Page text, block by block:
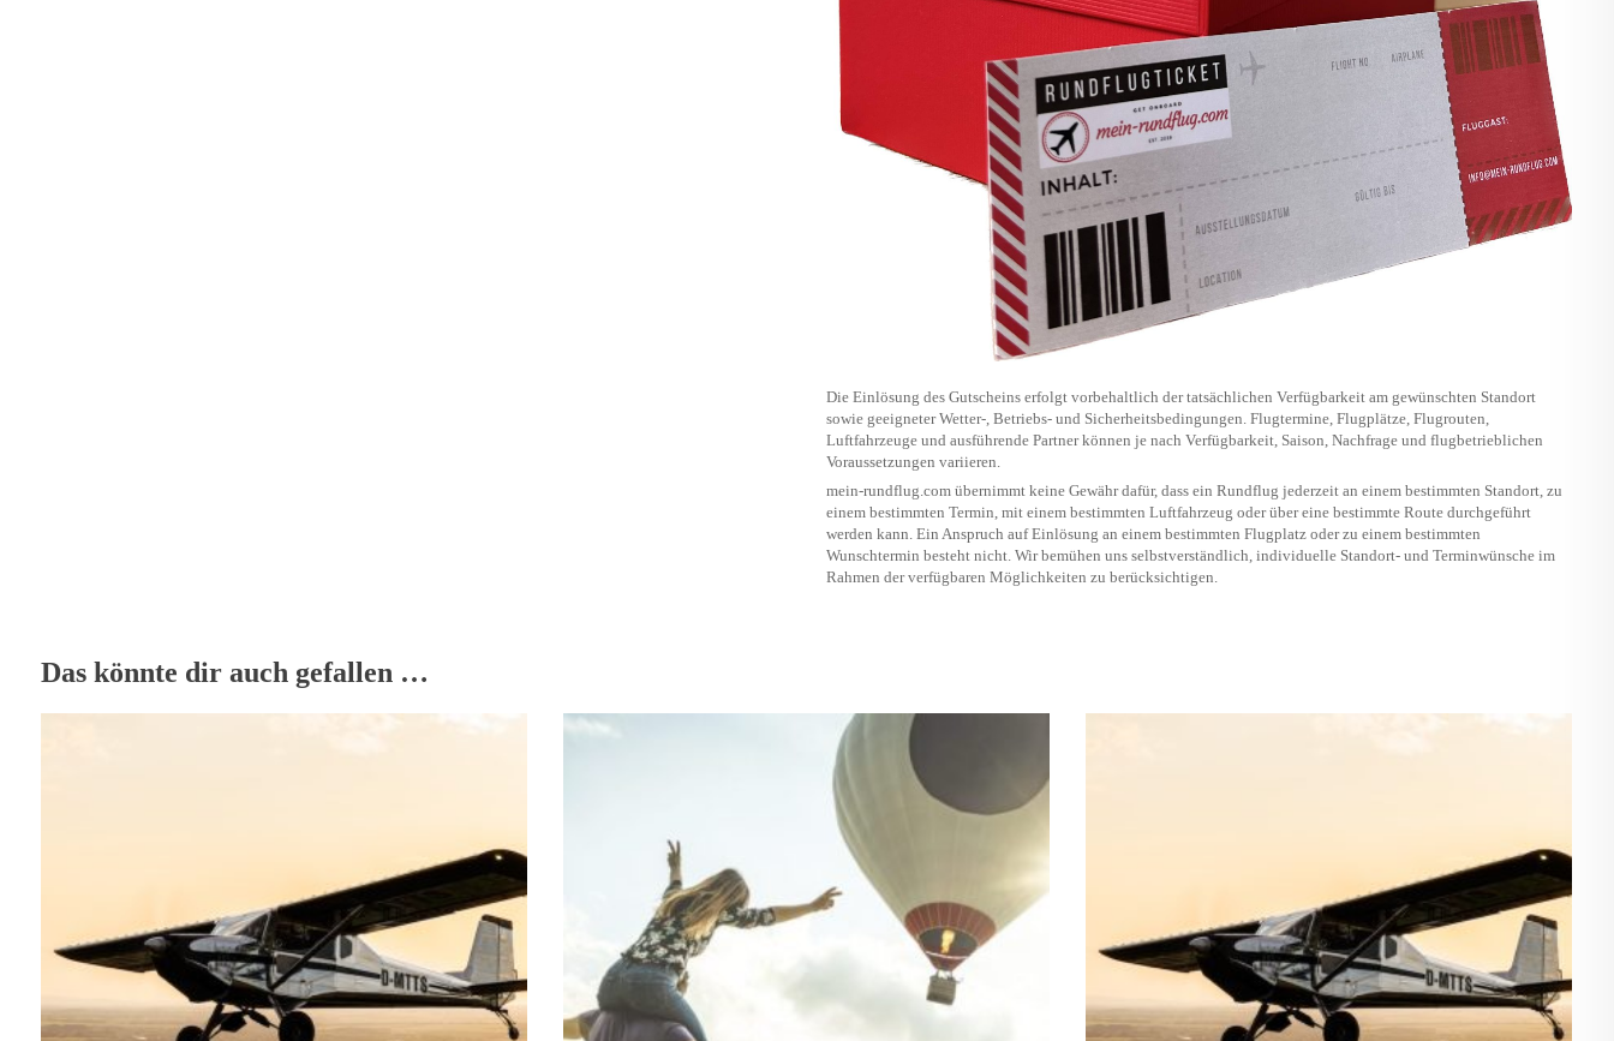
Die Einlösung des Gutscheins erfolgt vorbehaltlich der tatsächlichen Verfügbarkeit am gewünschten Standort
sowie geeigneter Wetter-, Betriebs- und Sicherheitsbedingungen. Flugtermine, Flugplätze, Flugrouten,
Luftfahrzeuge und ausführende Partner können je nach Verfügbarkeit, Saison, Nachfrage und flugbetrieblichen
Voraussetzungen variieren.
mein-rundflug.com übernimmt keine Gewähr dafür, dass ein Rundflug jederzeit an einem bestimmten Standort, zu
einem bestimmten Termin, mit einem bestimmten Luftfahrzeug oder über eine bestimmte Route durchgeführt
werden kann. Ein Anspruch auf Einlösung an einem bestimmten Flugplatz oder zu einem bestimmten
Wunschtermin besteht nicht. Wir bemühen uns selbstverständlich, individuelle Standort- und Terminwünsche im
Rahmen der verfügbaren Möglichkeiten zu berücksichtigen.
Das könnte dir auch gefallen …